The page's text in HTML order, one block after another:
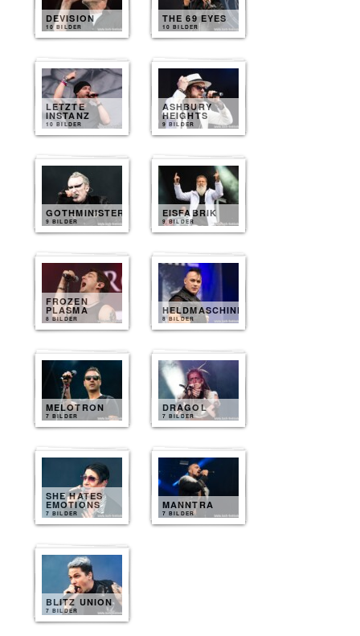
DEVISION
10 BILDER
THE 69 EYES
10 BILDER
LETZTE
INSTANZ
10 BILDER
ASHBURY
HEIGHTS
9 BILDER
GOTHMINISTER
9 BILDER
EISFABRIK
9 BILDER
FROZEN
PLASMA
8 BILDER
HELDMASCHINE
8 BILDER
MELOTRON
7 BILDER
DRAGOL
7 BILDER
SHE HATES
EMOTIONS
7 BILDER
MANNTRA
7 BILDER
BLITZ UNION
7 BILDER